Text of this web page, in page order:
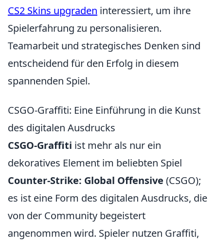
CS2 Skins upgraden interessiert, um ihre
Spielerfahrung zu personalisieren.
Teamarbeit und strategisches Denken sind
entscheidend für den Erfolg in diesem
spannenden Spiel.
CSGO-Graffiti: Eine Einführung in die Kunst
des digitalen Ausdrucks
CSGO-Graffiti ist mehr als nur ein
dekoratives Element im beliebten Spiel
Counter-Strike: Global Offensive (CSGO);
es ist eine Form des digitalen Ausdrucks, die
von der Community begeistert
angenommen wird. Spieler nutzen Graffiti,